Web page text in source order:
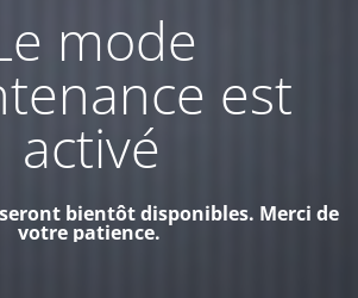
mode
est
activé
bientôt disponibles. Merci de
votre patience.